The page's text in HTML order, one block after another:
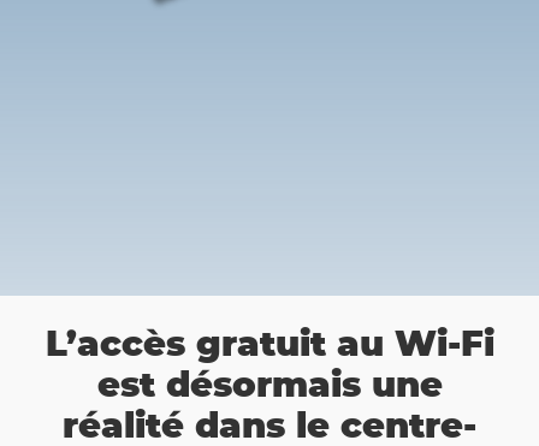
gratuit au Wi-Fi
désormais une
dans le centre-
👉